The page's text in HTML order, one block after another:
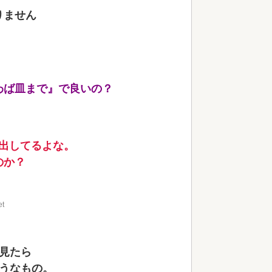
ません
皿まで』で良いの？
してるよな。
？
たら
なもの。